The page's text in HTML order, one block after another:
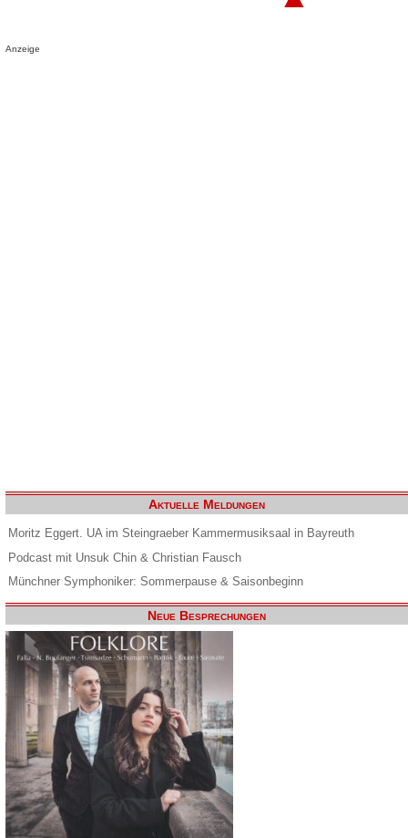
Anzeige
Aktuelle Meldungen
Moritz Eggert. UA im Steingraeber Kammermusiksaal in Bayreuth
Podcast mit Unsuk Chin & Christian Fausch
Münchner Symphoniker: Sommerpause & Saisonbeginn
Neue Besprechungen